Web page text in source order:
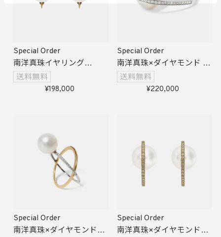
Special Order
南洋真珠イヤリング
受注生産
198,000
Special Order
南洋真珠×ダイヤモンド イ
ンパールリング
受注生産 220,000
Special Order
南洋真珠×ダイヤモンド
Special Order
南洋真珠×ダイヤモンドイ